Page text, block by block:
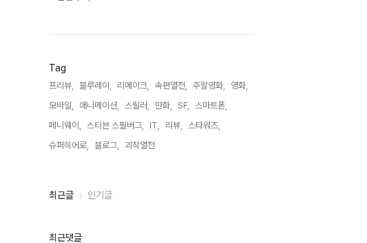
Tag
프리뷰, 블루레이, 리메이크, 속편열전, 주말영화,
영화,
모바일,
애니메이션, 스릴러, 만화, SF,
스마트폰,
페니웨이,
스티븐 스필버그, IT, 리뷰,
스타워즈,
슈퍼히어로,
블로그, 괴작열전,
최
인
최근글 인기글
최근댓글